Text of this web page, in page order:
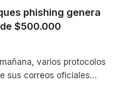
phishing genera
$500.000
varios protocolos
sus correos oficiales